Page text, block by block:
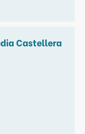
Castellera